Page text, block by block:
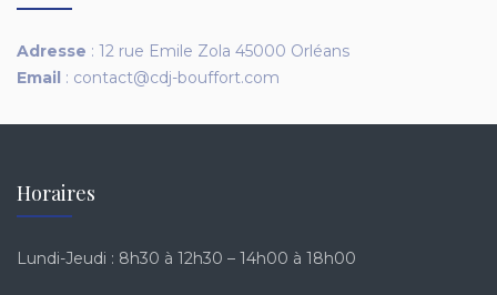
Adresse : 12 rue Emile Zola 45000 Orléans
Email : contact@cdj-bouffort.com
Horaires
Lundi-Jeudi : 8h30 à 12h30 – 14h00 à 18h00